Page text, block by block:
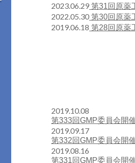
2023.06.29 第31回原薬
2022.05.30 第30回原薬
2019.06.18 第28回原薬
2019.10.08
第333回GMP委員会開
2019.09.17
第332回GMP委員会開
2019.08.16
第331回GMP委員会開